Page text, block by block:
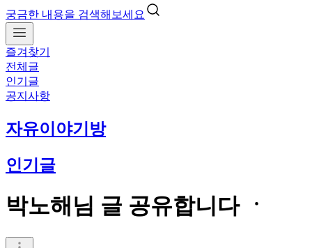
궁금한 내용을 검색해보세요
즐겨찾기
전체글
인기글
공지사항
자유이야기방
인기글
박노해님 글 공유합니다 ㆍ